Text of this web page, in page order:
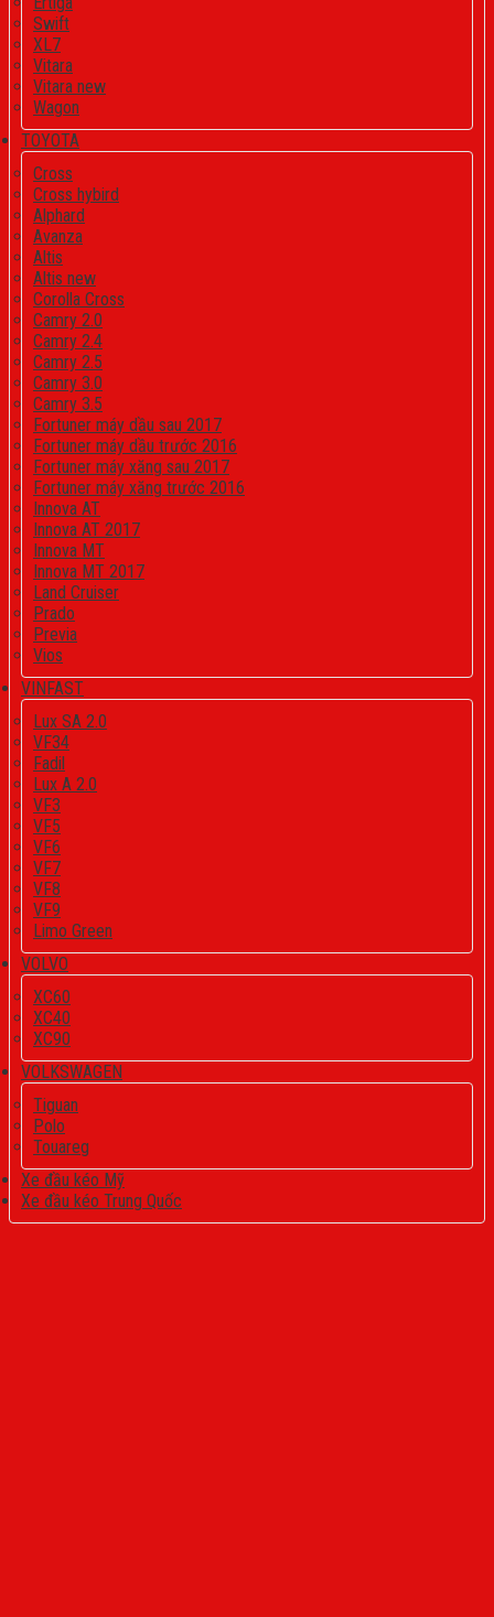
Swift
XL7
Vitara
Vitara new
Wagon
TOYOTA
Cross
Cross hybird
Alphard
Avanza
Altis
Altis new
Corolla Cross
Camry 2.0
Camry 2.4
Camry 2.5
Camry 3.0
Camry 3.5
Fortuner máy dầu sau 2017
Fortuner máy dầu trước 2016
Fortuner máy xăng sau 2017
Fortuner máy xăng trước 2016
Innova AT
Innova AT 2017
Innova MT
Innova MT 2017
Land Cruiser
Prado
Previa
Vios
VINFAST
Lux SA 2.0
VF34
Fadil
Lux A 2.0
VF3
VF5
VF6
VF7
VF8
VF9
Limo Green
VOLVO
XC60
XC40
XC90
VOLKSWAGEN
Tiguan
Polo
Touareg
Xe đầu kéo Mỹ
Xe đầu kéo Trung Quốc